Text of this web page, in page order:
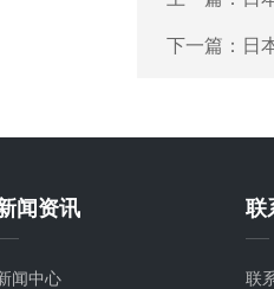
下一篇： 日
闻资讯
闻中心
联
联